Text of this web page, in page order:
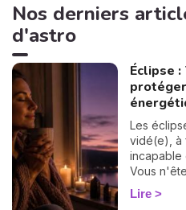
Nos derniers
d'astro
Éclipse :
protéger
Les
vidé(e), à
Vous
surtout :
douceur.
Lire